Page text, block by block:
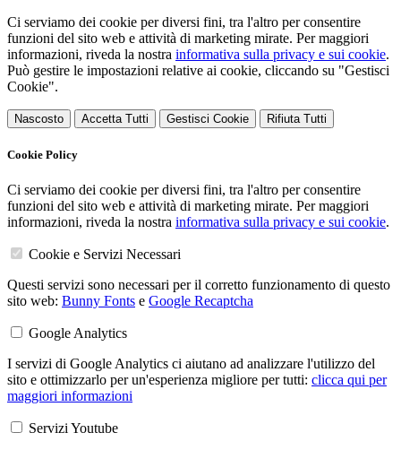
Ci serviamo dei cookie per diversi fini, tra l'altro per consentire
funzioni del sito web e attività di marketing mirate. Per maggiori
informazioni, riveda la nostra informativa sulla privacy e sui cookie.
Può gestire le impostazioni relative ai cookie, cliccando su "Gestisci
Cookie".
Nascosto Accetta Tutti Gestisci Cookie Rifiuta Tutti
Cookie Policy
Ci serviamo dei cookie per diversi fini, tra l'altro per consentire
funzioni del sito web e attività di marketing mirate. Per maggiori
informazioni, riveda la nostra informativa sulla privacy e sui cookie.
Cookie e Servizi Necessari
Questi servizi sono necessari per il corretto funzionamento di questo
sito web: Bunny Fonts e Google Recaptcha
Google Analytics
I servizi di Google Analytics ci aiutano ad analizzare l'utilizzo del
sito e ottimizzarlo per un'esperienza migliore per tutti: clicca qui per
maggiori informazioni
Servizi Youtube